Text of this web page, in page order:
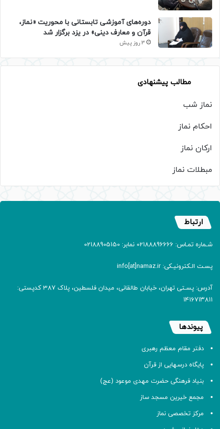
دوره‌های آموزشی تابستانی با محوریت «نماز،
قرآن و معارف دینی» در یزد برگزار شد
3 روز پیش
مطالب پیشنهادی
نماز شب
احکام نماز
ارکان نماز
مبطلات نماز
ارتباط
شـماره تمـاس: 02188896666 نمابر: 02188905150
پسـت الـکترونیـکی: info[at]namaz.ir
آدرس: پسـتی تهران، خیابان طالقانی، میدان فلسطین، پلاک 387 کدپستی:
۱۴۱۶۷۱۳۸۱۱
پیوندها
دفتر مقام معظم رهبری
پایگاه درسهایی از قرآن
بنیاد فرهنگی حضرت مهدی موعود (عج)
مجمع خیرین مسجد ساز
مرکز تخصصی نماز